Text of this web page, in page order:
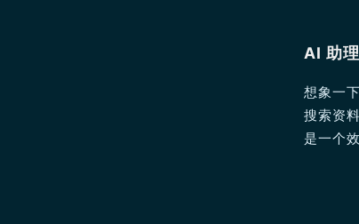
AI 助
想象一
搜索资
是一个